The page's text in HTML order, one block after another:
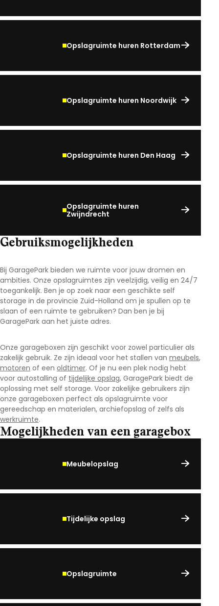
Opslagruimte huren Rotterdam
Opslagruimte huren Noordwijk
Opslagruimte huren Den Haag
Opslagruimte huren
Zwijndrecht
Gebruiksmogelijkheden
Bij GaragePark bieden we ruimte voor jouw dromen en
ambities. Onze opslagruimtes zijn veelzijdig, veilig en 24/7
toegankelijk. Ben je op zoek naar een geschikte self
storage in de provincie Zuid-Holland om je spullen op te
slaan of een ruimte te gebruiken? Dan ben je bij
GaragePark aan het juiste adres.
Onze garageboxen zijn geschikt voor zowel particulier als
zakelijk gebruik. Ze zijn ideaal voor het stallen van meubels,
motoren of een oldtimer. Of je nu een plek nodig hebt
voor autostalling of tijdelijke opslag, GaragePark biedt de
oplossing met self storage. Voor zakelijke gebruikers zijn
onze garageboxen perfect als opslagruimte voor
gereedschap en materialen, archiefopslag of zelfs als
werkruimte.
Mogelijkheden van een garagebox
Meubelopslag
Tijdelijke opslag
Opslagruimte